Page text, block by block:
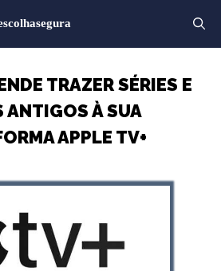
TRAZER SÉRIES E
ANTIGOS À SUA
APPLE TV+